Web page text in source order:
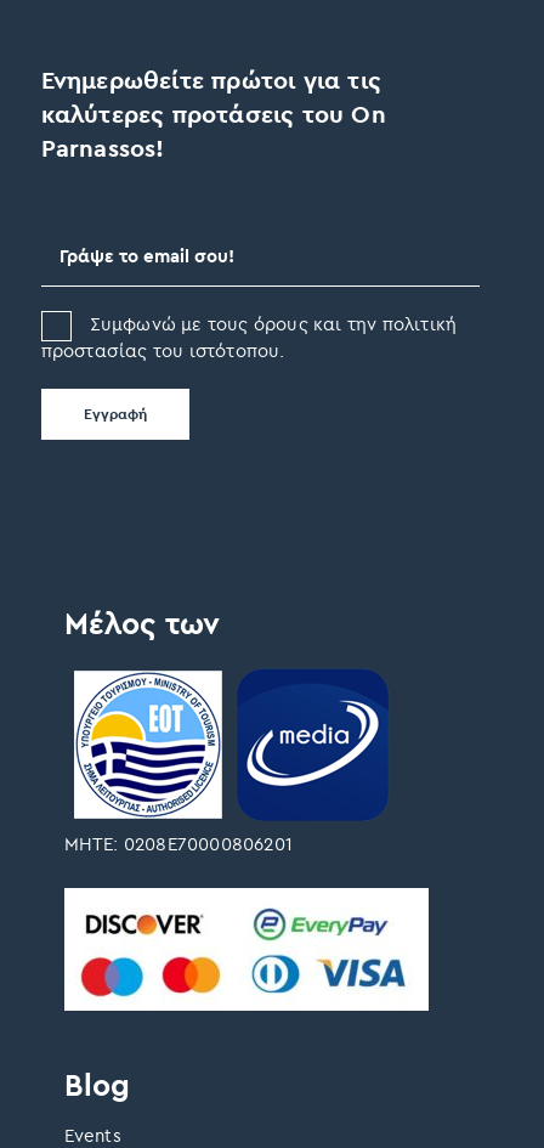
Ενημερωθείτε πρώτοι για τις
καλύτερες προτάσεις του On
Parnassos!
Συμφωνώ με τους όρους και την πολιτική
προστασίας του ιστότοπου.
Μέλος των
ΜΗΤΕ: 0208Ε70000806201
Blog
Events